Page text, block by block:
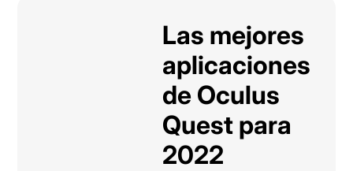
Las mejores
aplicaciones
de Oculus
Quest para
2022